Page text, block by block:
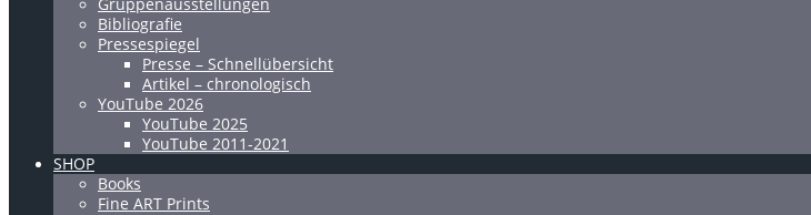
Bibliografie
Pressespiegel
Presse – Schnellübersicht
Artikel – chronologisch
YouTube 2026
YouTube 2025
YouTube 2011-2021
SHOP
Books
Fine ART Prints